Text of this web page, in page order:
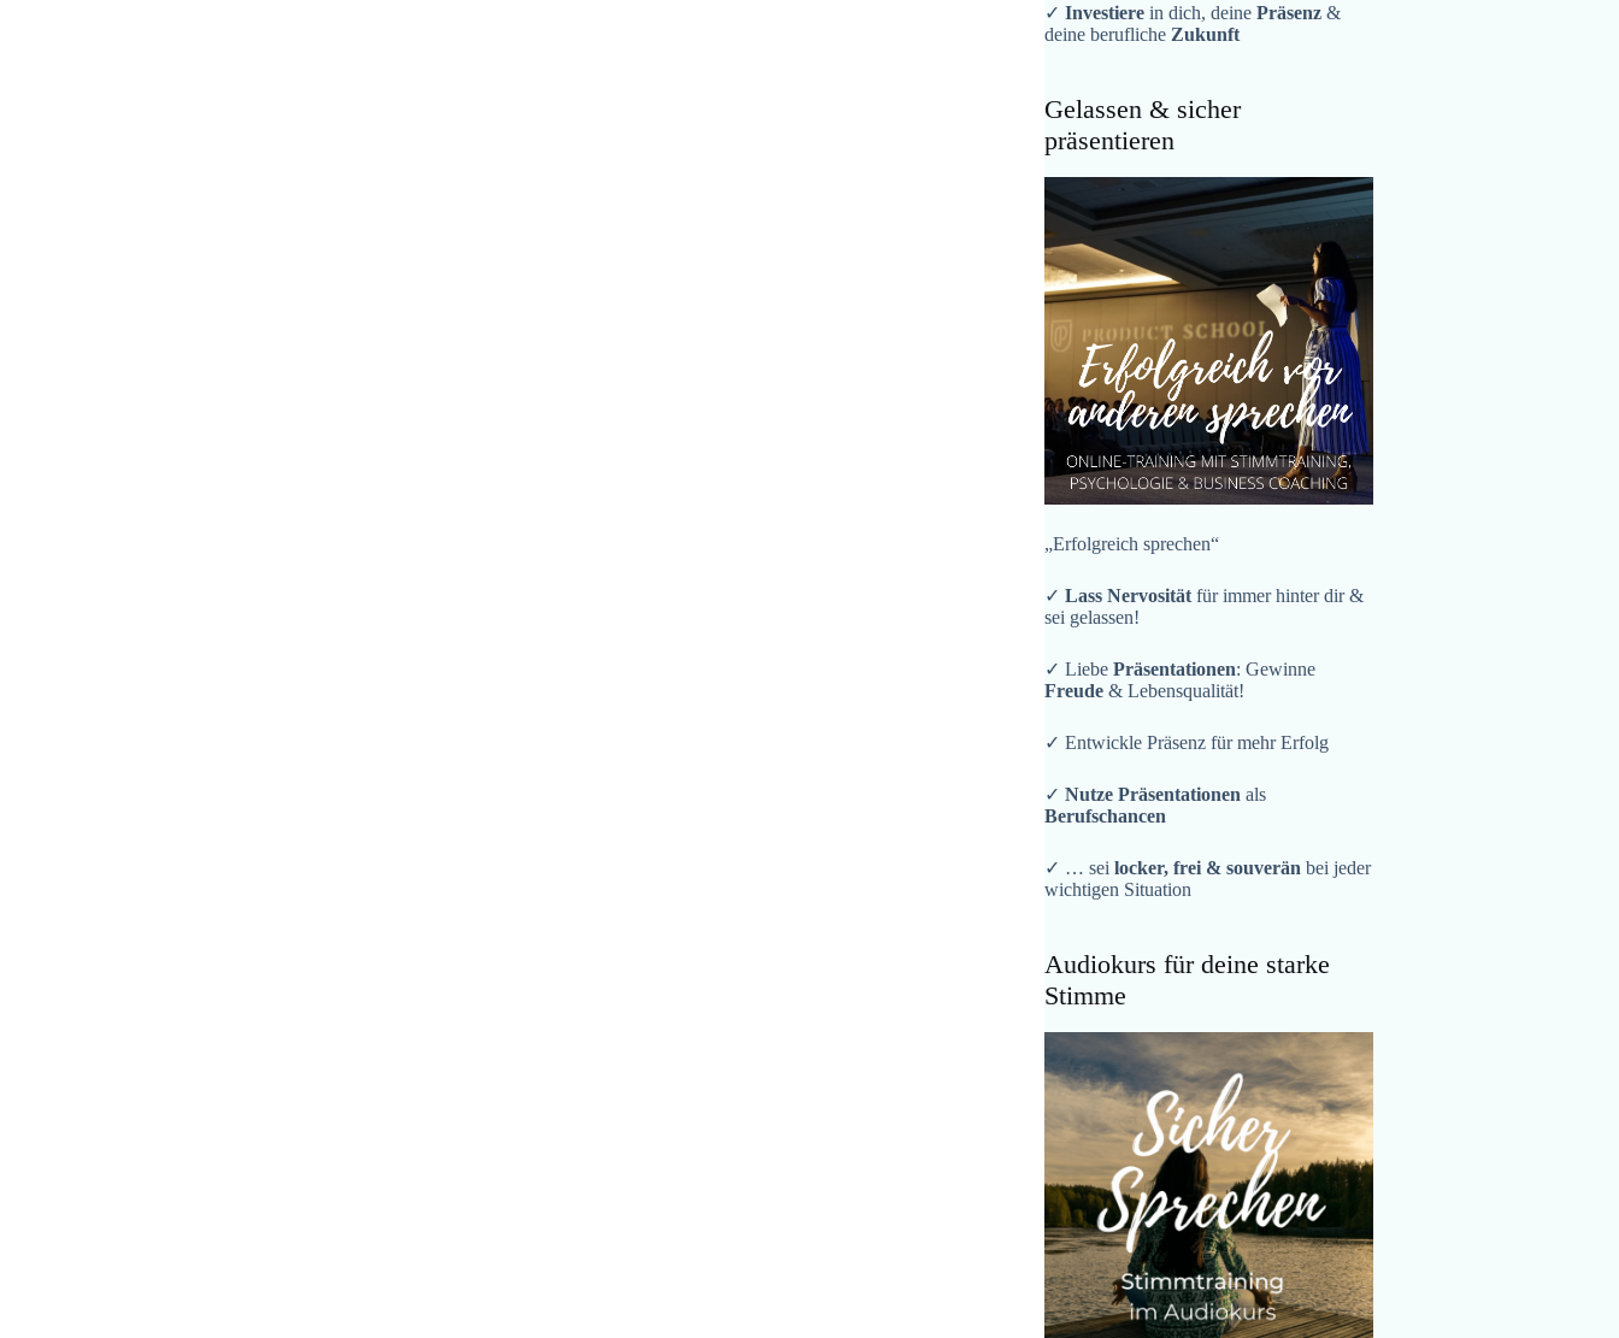
✓Investiere in dich, deinePräsenz &
deine berufliche Zukunft
Gelassen & sicher
präsentieren
„Erfolgreich sprechen“
✓Lass Nervosität für immer hinter dir &
sei gelassen!
✓ LiebePräsentationen: Gewinne
Freude & Lebensqualität!
✓ Entwickle Präsenz für mehr Erfolg
✓Nutze Präsentationenals
Berufschancen
✓ … seilocker, frei & souverän bei jeder
wichtigen Situation
Audiokurs für deine starke
Stimme